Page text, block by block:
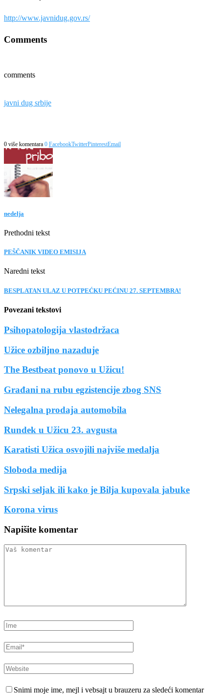
http://www.javnidug.gov.rs/
Comments
comments
javni dug srbije
0 više komentara 0 FacebookTwitterPinterestEmail
nedelja
Prethodni tekst
PEŠČANIK VIDEO EMISIJA
Naredni tekst
BESPLATAN ULAZ U POTPEĆKU PEĆINU 27. SEPTEMBRA!
Povezani tekstovi
Psihopatologija vlastodržaca
Užice ozbiljno nazaduje
The Bestbeat ponovo u Užicu!
Građani na rubu egzistencije zbog SNS
Nelegalna prodaja automobila
Rundek u Užicu 23. avgusta
Karatisti Užica osvojili najviše medalja
Sloboda medija
Srpski seljak ili kako je Bilja kupovala jabuke
Korona virus
Napišite komentar
Snimi moje ime, mejl i vebsajt u brauzeru za sledeći komentar